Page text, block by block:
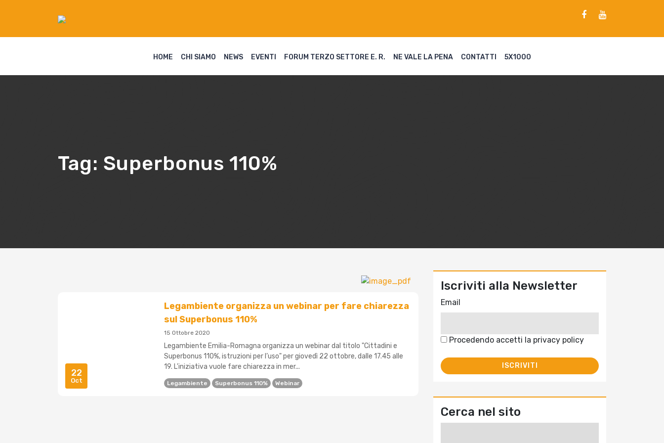
HOME CHI SIAMO NEWS EVENTI FORUM TERZO SETTORE E. R. NE VALE LA PENA CONTATTI 5X1000
Tag: Superbonus 110%
22
Oct
Legambiente organizza un webinar per fare chiarezza
sul Superbonus 110%
15 Ottobre 2020
Legambiente Emilia-Romagna organizza un webinar dal titolo "Cittadini e
Superbonus 110%, istruzioni per l’uso" per giovedì 22 ottobre, dalle 17.45 alle
19. L'iniziativa vuole fare chiarezza in mer...
Legambiente Superbonus 110% Webinar
Iscriviti alla Newsletter
Email
Procedendo accetti la privacy policy
Cerca nel sito